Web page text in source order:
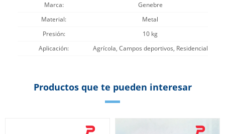
Marca
Genebre
Material
Metal
Presión
10 kg
Aplicación
Agrícola, Campos deportivos, Residencial
Productos que te pueden interesar